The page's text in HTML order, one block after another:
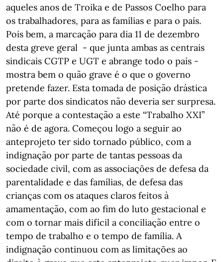
aqueles anos de Troika e de Passos Coelho para
os trabalhadores, para as famílias e para o país.
Pois bem, a marcação para dia 11 de dezembro
desta greve geral - que junta ambas as centrais
sindicais CGTP e UGT e abrange todo o país -
mostra bem o quão grave é o que o governo
pretende fazer. Esta tomada de posição drástica
por parte dos sindicatos não deveria ser surpresa.
Até porque a contestação a este “Trabalho XXI”
não é de agora. Começou logo a seguir ao
anteprojeto ter sido tornado público, com a
indignação por parte de tantas pessoas da
sociedade civil, com as associações de defesa da
parentalidade e das famílias, de defesa das
crianças com os ataques claros feitos à
amamentação, com ao fim do luto gestacional e
com o tornar mais difícil a conciliação entre o
tempo de trabalho e o tempo de família. A
indignação continuou com as limitações ao